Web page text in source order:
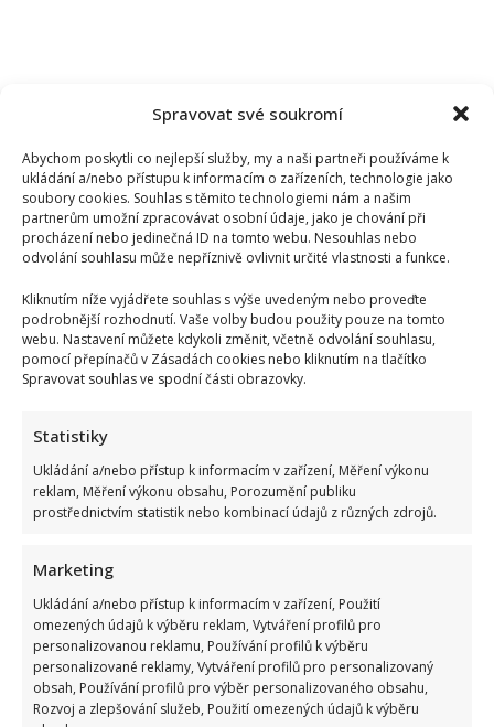
Spravovat své soukromí
Abychom poskytli co nejlepší služby, my a naši partneři používáme k
ukládání a/nebo přístupu k informacím o zařízeních, technologie jako
soubory cookies. Souhlas s těmito technologiemi nám a našim
partnerům umožní zpracovávat osobní údaje, jako je chování při
procházení nebo jedinečná ID na tomto webu. Nesouhlas nebo
odvolání souhlasu může nepříznivě ovlivnit určité vlastnosti a funkce.
Kliknutím níže vyjádřete souhlas s výše uvedeným nebo proveďte
podrobnější rozhodnutí. Vaše volby budou použity pouze na tomto
webu. Nastavení můžete kdykoli změnit, včetně odvolání souhlasu,
pomocí přepínačů v Zásadách cookies nebo kliknutím na tlačítko
Spravovat souhlas ve spodní části obrazovky.
Statistiky
Ukládání a/nebo přístup k informacím v zařízení, Měření výkonu
reklam, Měření výkonu obsahu, Porozumění publiku
prostřednictvím statistik nebo kombinací údajů z různých zdrojů.
Marketing
Ukládání a/nebo přístup k informacím v zařízení, Použití
omezených údajů k výběru reklam, Vytváření profilů pro
personalizovanou reklamu, Používání profilů k výběru
personalizované reklamy, Vytváření profilů pro personalizovaný
obsah, Používání profilů pro výběr personalizovaného obsahu,
Rozvoj a zlepšování služeb, Použití omezených údajů k výběru